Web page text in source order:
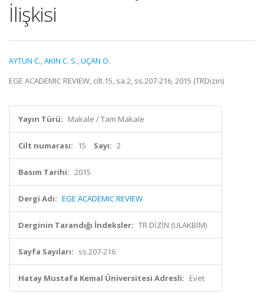
İlişkisi
AYTUN C.,AKIN C. S.,UÇAN O.
EGE ACADEMIC REVIEW, cilt.15, sa.2, ss.207-216, 2015 (TRDizin)
Yayın Türü: Makale / Tam Makale
Cilt numarası: 15 Sayı: 2
Basım Tarihi: 2015
Dergi Adı: EGE ACADEMIC REVIEW
Derginin Tarandığı İndeksler: TR DİZİN (ULAKBİM)
Sayfa Sayıları: ss.207-216
Hatay Mustafa Kemal Üniversitesi Adresli: Evet